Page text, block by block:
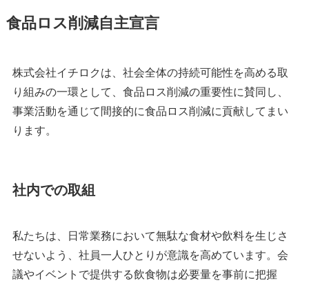
食品ロス削減自主宣言
株式会社イチロクは、社会全体の持続可能性を高める取
り組みの一環として、食品ロス削減の重要性に賛同し、
事業活動を通じて間接的に食品ロス削減に貢献してまい
ります。
社内での取組
私たちは、日常業務において無駄な食材や飲料を生じさ
せないよう、社員一人ひとりが意識を高めています。会
議やイベントで提供する飲食物は必要量を事前に把握